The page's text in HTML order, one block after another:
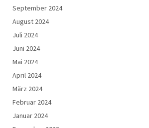
September 2024
August 2024
Juli 2024
Juni 2024
Mai 2024
April 2024
März 2024
Februar 2024
Januar 2024